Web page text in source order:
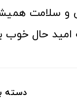
و سلامت
حال خوب
دسته